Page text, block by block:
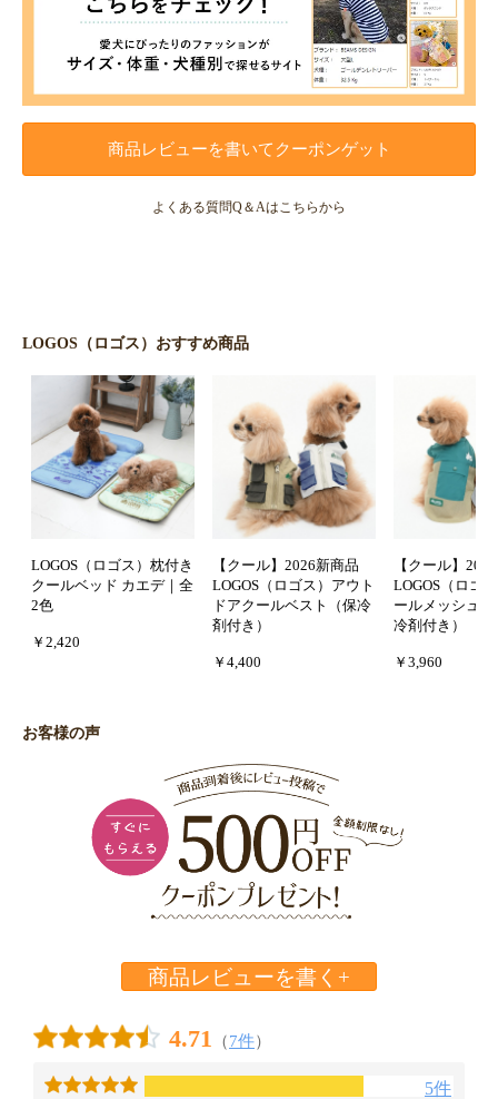
商品レビューを書いてクーポンゲット
よくある質問Q＆Aはこちらから
LOGOS（ロゴス）おすすめ商品
LOGOS（ロゴス）枕付き
クールベッド カエデ｜全
2色
￥2,420
【クール】2026新商品
LOGOS（ロゴス）アウト
ドアクールベスト（保冷
剤付き）
￥4,400
【クール】
LOGOS（ロゴ
ールメッシュ
冷剤付き）
￥3,960
お客様の声
商品レビューを書く+
4.71 （7件）
5件